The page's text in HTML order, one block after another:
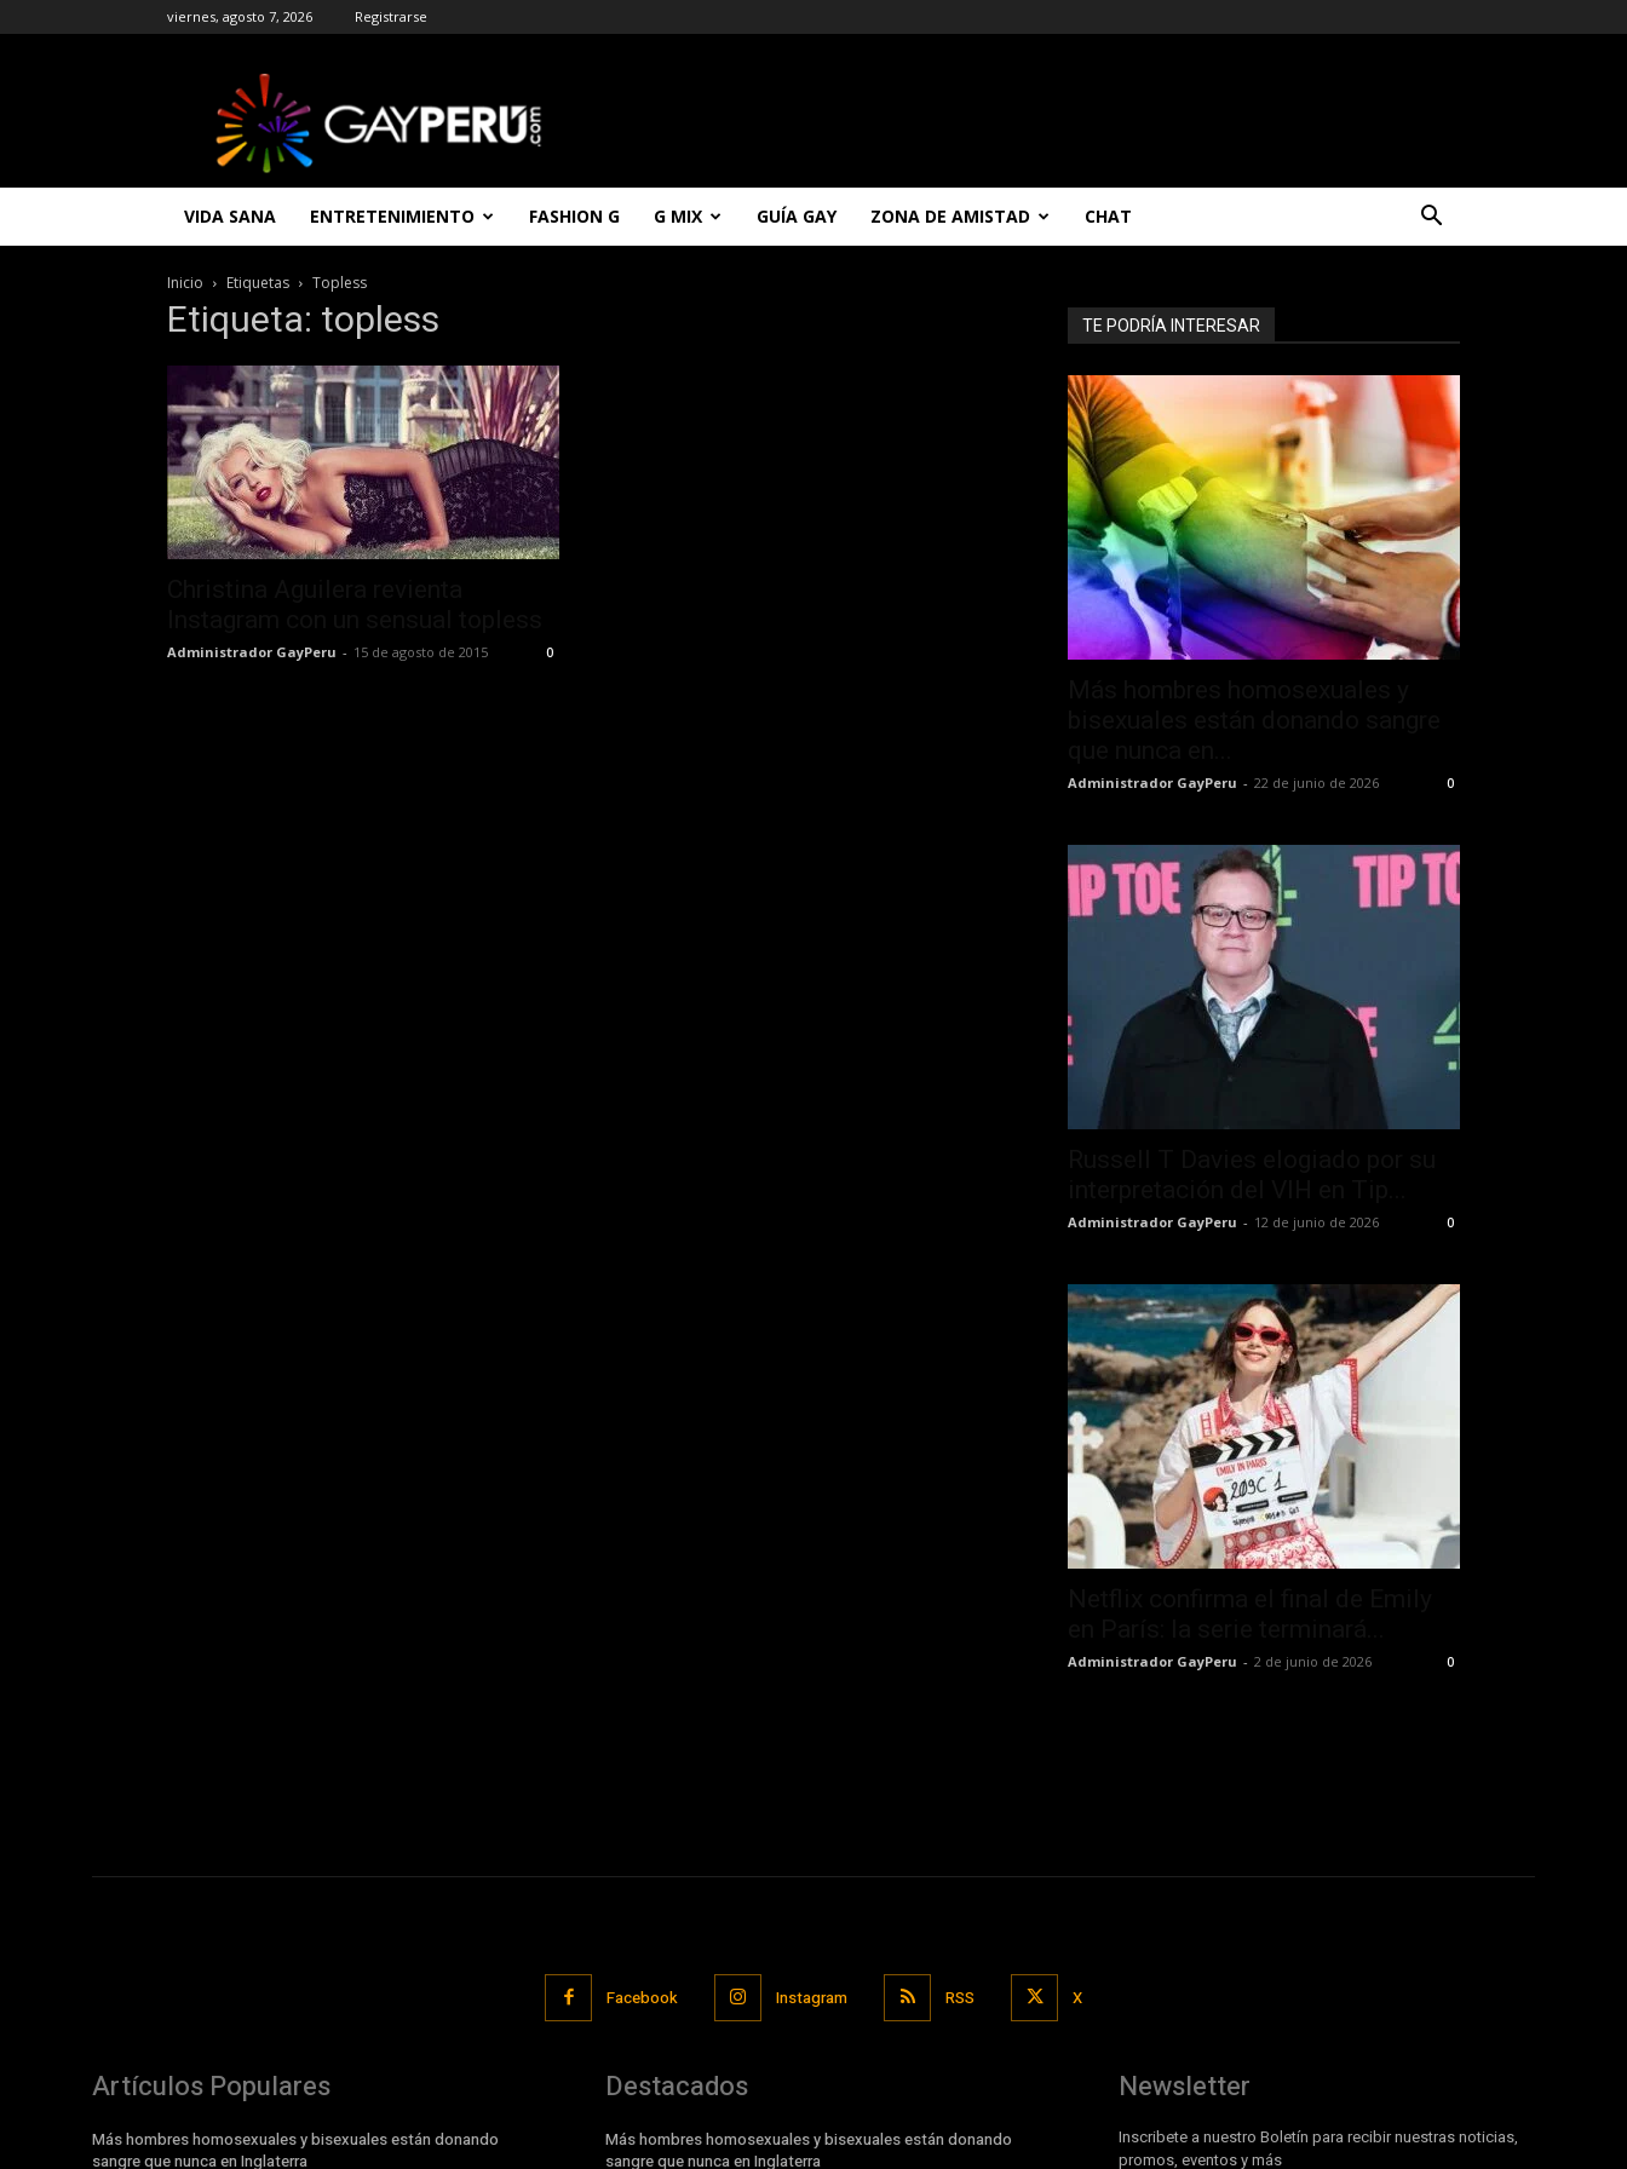
viernes, agosto 7, 2026 Registrarse
|
Entretenimiento
Noticias
Gay
Gratis
VIDA SANA ENTRETENIMIENTO FASHION G G MIX GUÍA GAY ZONA DE AMISTAD CHAT
Inicio Etiquetas Topless
Etiqueta: topless
Administrador GayPeru - 15 de agosto de 2015 0
TE PODRÍA INTERESAR
Administrador GayPeru - 22 de junio de 2026 0
Administrador GayPeru - 12 de junio de 2026 0
Administrador GayPeru - 2 de junio de 2026 0
Facebook Instagram RSS X
Artículos Populares
Más hombres homosexuales y bisexuales están donando
sangre que nunca en Inglaterra
Destacados
Más hombres homosexuales y bisexuales están donando
sangre que nunca en Inglaterra
Newsletter
Inscribete a nuestro Boletín para recibir nuestras noticias,
promos, eventos y más